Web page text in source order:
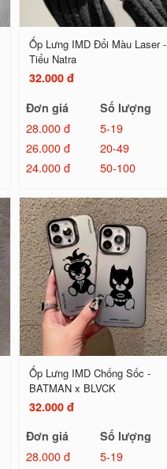
Ốp Lưng IMD Đổi Màu Laser -
Tiểu Natra
32.000 đ
Đơn giá
Số lượng
28.000 đ
5-19
26.000 đ
20-49
24.000 đ
50-100
Ốp Lưng IMD Chống Sốc -
BATMAN x BLVCK
32.000 đ
Đơn giá
Số lượng
28.000 đ
5-19